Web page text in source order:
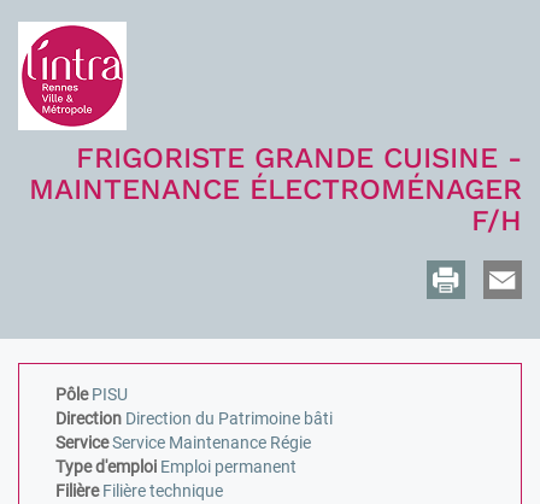
FRIGORISTE GRANDE CUISINE -
MAINTENANCE ÉLECTROMÉNAGER
F/H
PôlePISU
Direction Direction du Patrimoine bâti
ServiceService Maintenance Régie
Type d'emploi Emploi permanent
FilièreFilière technique